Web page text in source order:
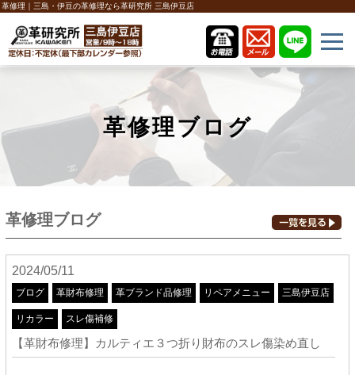
革修理｜三島・伊豆の革修理なら革研究所 三島伊豆店
革修理ブログ
革修理ブログ
2024/05/11
ブログ 革財布修理 革ブランド品修理 リペアメニュー 三島伊豆店
リカラー スレ傷補修
【革財布修理】カルティエ３つ折り財布のスレ傷染め直し